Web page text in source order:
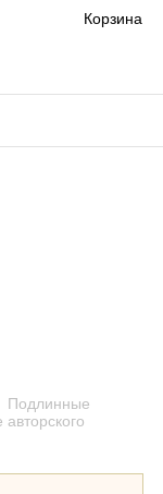
Корзина
Подлинные